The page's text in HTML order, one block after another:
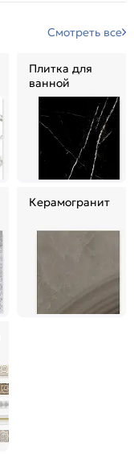
Смотреть все
Плитка для
ванной
Керамогранит